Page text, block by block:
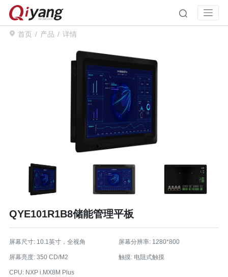
首页 产品 详情
QYE101R1B8储能管理平板
屏幕尺寸: 10.1英寸，全视角 屏幕分辨率: 1280*800
屏幕亮度: 350 CD/M2 触摸: 电阻式触摸
CPU: NXP i.MX8M Plus